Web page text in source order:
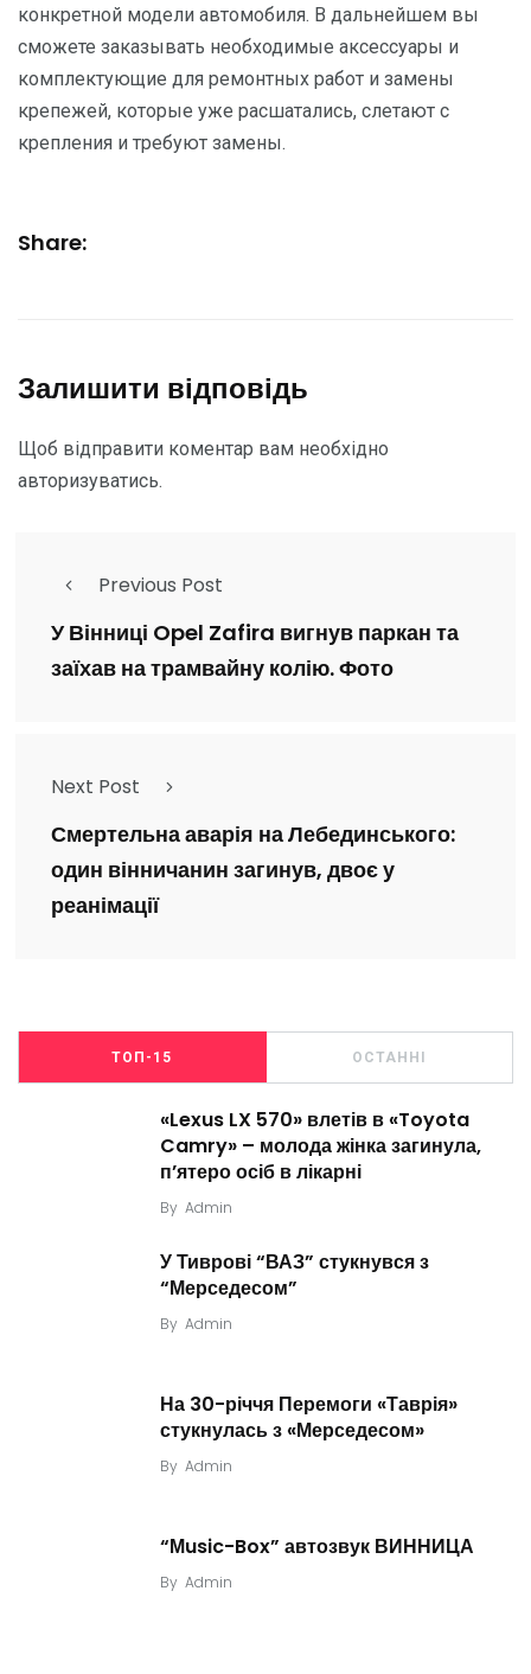
конкретной модели автомобиля. В дальнейшем вы
сможете заказывать необходимые аксессуары и
комплектующие для ремонтных работ и замены
крепежей, которые уже расшатались, слетают с
крепления и требуют замены.
Share:
Залишити відповідь
Щоб відправити коментар вам необхідно
авторизуватись.
Previous Post
У Вінниці Opel Zafira вигнув паркан та
заїхав на трамвайну колію. Фото
Next Post
​Смертельна аварія на Лебединського:
один вінничанин загинув, двоє у
реанімації
ТОП-15 ОСТАННІ
«Lexus LX 570» влетів в «Toyota
Camry» – молода жінка загинула,
п’ятеро осіб в лікарні
By Admin
У Тиврові “ВАЗ” стукнувся з
“Мерседесом”
By Admin
На 30-річчя Перемоги «Таврія»
стукнулась з «Мерседесом»
By Admin
“Мusic-Box” автозвук ВИННИЦА
By Admin